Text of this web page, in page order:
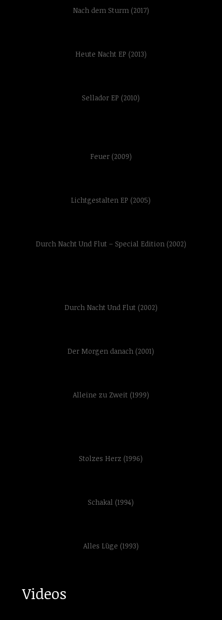
Nach dem Sturm (2017)
Heute Nacht EP (2013)
Sellador EP (2010)
Feuer (2009)
Lichtgestalten EP (2005)
Durch Nacht Und Flut – Special Edition (2002)
Durch Nacht Und Flut (2002)
Der Morgen danach (2001)
Alleine zu Zweit (1999)
Stolzes Herz (1996)
Schakal (1994)
Alles Lüge (1993)
Videos